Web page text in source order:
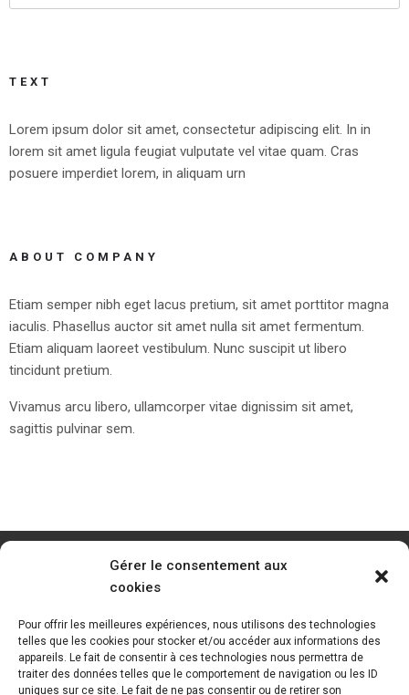
Gérer le consentement aux
cookies
Pour offrir les meilleures expériences, nous utilisons des technologies
telles que les cookies pour stocker et/ou accéder aux informations des
appareils. Le fait de consentir à ces technologies nous permettra de
traiter des données telles que le comportement de navigation ou les ID
uniques sur ce site. Le fait de ne pas consentir ou de retirer son
TEXT
Lorem ipsum dolor sit amet, consectetur adipiscing elit. In in
lorem sit amet ligula feugiat vulputate vel vitae quam. Cras
posuere imperdiet lorem, in aliquam urn
ABOUT COMPANY
Etiam semper nibh eget lacus pretium, sit amet porttitor magna
iaculis. Phasellus auctor sit amet nulla sit amet fermentum.
Etiam aliquam laoreet vestibulum. Nunc suscipit ut libero
tincidunt pretium.
Vivamus arcu libero, ullamcorper vitae dignissim sit amet,
sagittis pulvinar sem.